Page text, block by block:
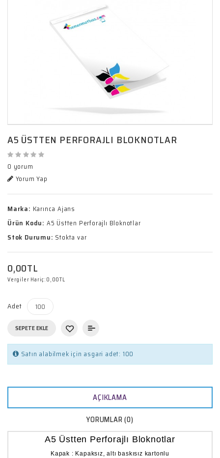
A5 ÜSTTEN PERFORAJLI BLOKNOTLAR
0 yorum
Yorum Yap
Marka: Karınca Ajans
Ürün Kodu: A5 Üstten Perforajlı Bloknotlar
Stok Durumu: Stokta var
0,00TL
Vergiler Hariç:0,00TL
Adet
SEPETE EKLE
Satın alabilmek için asgari adet: 100
AÇIKLAMA
YORUMLAR (0)
A5 Üstten Perforajlı Bloknotlar
Kapak : Kapaksız, altı baskısız kartonlu